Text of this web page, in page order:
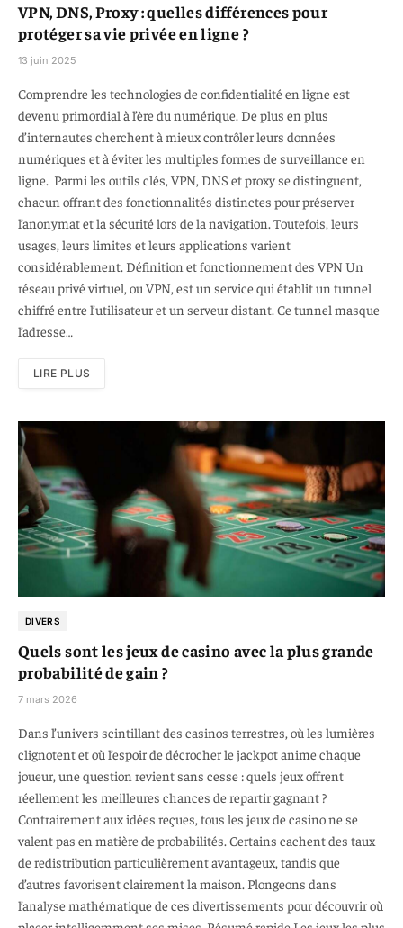
VPN, DNS, Proxy : quelles différences pour
protéger sa vie privée en ligne ?
13 juin 2025
Comprendre les technologies de confidentialité en ligne est
devenu primordial à l’ère du numérique. De plus en plus
d’internautes cherchent à mieux contrôler leurs données
numériques et à éviter les multiples formes de surveillance en
ligne. Parmi les outils clés, VPN, DNS et proxy se distinguent,
chacun offrant des fonctionnalités distinctes pour préserver
l’anonymat et la sécurité lors de la navigation. Toutefois, leurs
usages, leurs limites et leurs applications varient
considérablement. Définition et fonctionnement des VPN Un
réseau privé virtuel, ou VPN, est un service qui établit un tunnel
chiffré entre l’utilisateur et un serveur distant. Ce tunnel masque
l’adresse…
LIRE PLUS
DIVERS
Quels sont les jeux de casino avec la plus grande
probabilité de gain ?
7 mars 2026
Dans l’univers scintillant des casinos terrestres, où les lumières
clignotent et où l’espoir de décrocher le jackpot anime chaque
joueur, une question revient sans cesse : quels jeux offrent
réellement les meilleures chances de repartir gagnant ?
Contrairement aux idées reçues, tous les jeux de casino ne se
valent pas en matière de probabilités. Certains cachent des taux
de redistribution particulièrement avantageux, tandis que
d’autres favorisent clairement la maison. Plongeons dans
l’analyse mathématique de ces divertissements pour découvrir où